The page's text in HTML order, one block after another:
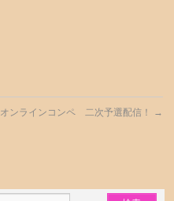
オンラインコンペ 二次予選配信！ →